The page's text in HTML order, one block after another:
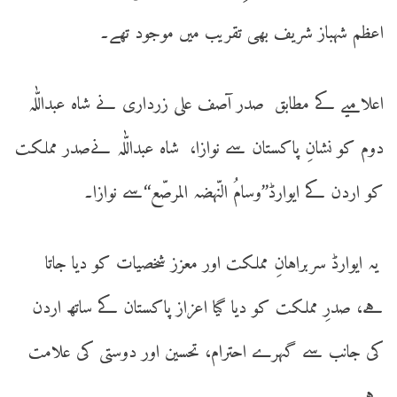
اعظم شہباز شریف بھی تقریب میں موجود تھے۔
اعلامیے کے مطابق صدر آصف علی زرداری نے شاہ عبداللّٰہ
دوم کو نشانِ پاکستان سے نوازا، شاہ عبداللّٰہ نےصدر مملکت
کو اردن کے ایوارڈ’’وسامُ النّہضہ المرصّع‘‘سے نوازا۔
یہ ایوارڈ سربراہانِ مملکت اور معزز شخصیات کو دیا جاتا
ہے، صدرِ مملکت کو دیا گیا اعزاز پاکستان کے ساتھ اردن
کی جانب سے گہرے احترام، تحسین اور دوستی کی علامت